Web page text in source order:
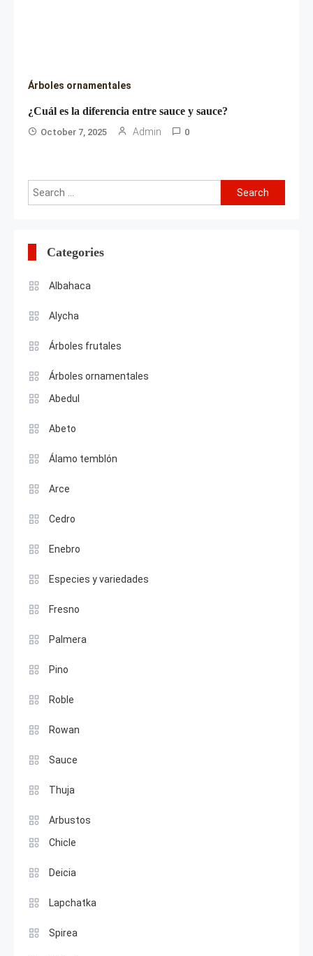
Árboles ornamentales
¿Cuál es la diferencia entre sauce y sauce?
October 7, 2025 Admin 0
Search
for:
Categories
Albahaca
Alycha
Árboles frutales
Árboles ornamentales
Abedul
Abeto
Álamo temblón
Arce
Cedro
Enebro
Especies y variedades
Fresno
Palmera
Pino
Roble
Rowan
Sauce
Thuja
Arbustos
Chicle
Deicia
Lapchatka
Spirea